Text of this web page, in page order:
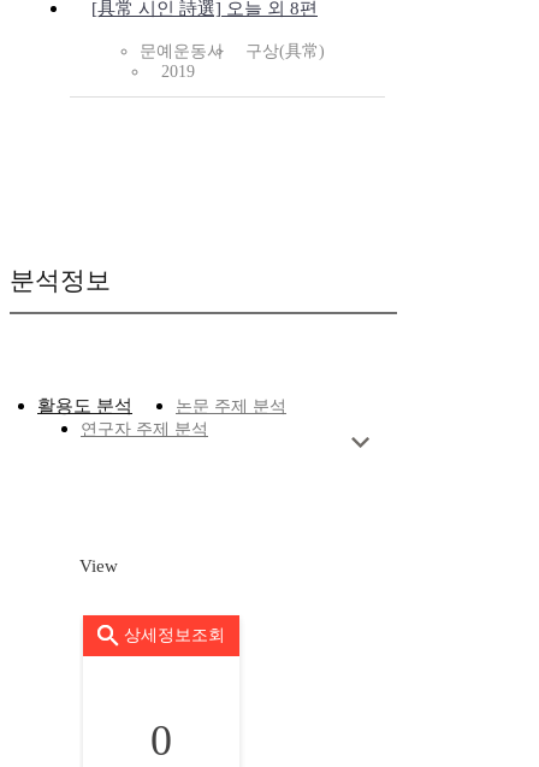
[具常 시인 詩選] 오늘 외 8편
문예운동사
구상(具常)
2019
분석정보
활용도 분석
논문 주제 분석
연구자 주제 분석
View
상세정보조회
0